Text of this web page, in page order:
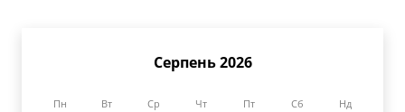
Серпень 2026
Пн Вт Ср Чт Пт Сб Нд